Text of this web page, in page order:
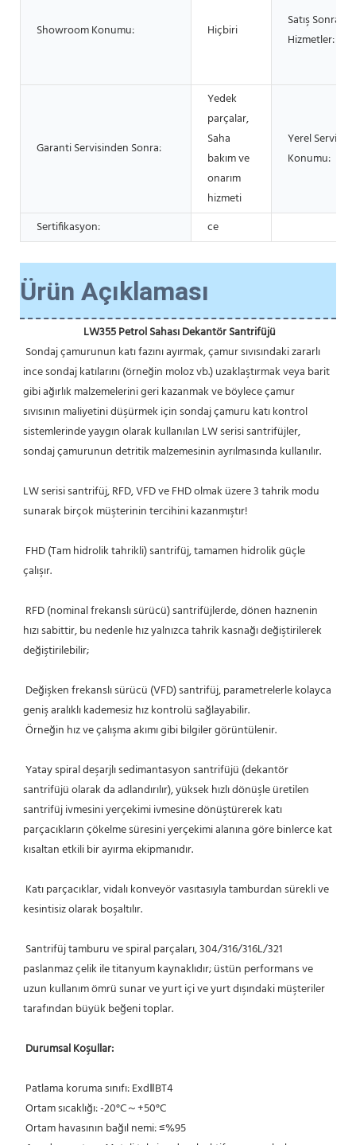
Showroom Konumu: Hiçbiri
Satış Sonrası
Hizmetler:
Garanti Servisinden Sonra:
Yedek
parçalar,
Saha
bakım ve
onarım
hizmeti
Yerel Servis
Konumu:
Sertifikasyon: ce
Ürün Açıklaması
LW355 Petrol Sahası Dekantör Santrifüjü
ince sondaj katılarını (örneğin moloz vb.) uzaklaştırmak veya barit
gibi ağırlık malzemelerini geri kazanmak ve böylece çamur
sıvısının maliyetini düşürmek için sondaj çamuru katı kontrol
sistemlerinde yaygın olarak kullanılan LW serisi santrifüjler,
sondaj çamurunun detritik malzemesinin ayrılmasında kullanılır.
LW serisi santrifüj, RFD, VFD ve FHD olmak üzere 3 tahrik modu
sunarak birçok müşterinin tercihini kazanmıştır!
çalışır.
hızı sabittir, bu nedenle hız yalnızca tahrik kasnağı değiştirilerek
değiştirilebilir;
geniş aralıklı kademesiz hız kontrolü sağlayabilir.
Örneğin hız ve çalışma akımı gibi bilgiler görüntülenir.
santrifüjü olarak da adlandırılır), yüksek hızlı dönüşle üretilen
santrifüj ivmesini yerçekimi ivmesine dönüştürerek katı
parçacıkların çökelme süresini yerçekimi alanına göre binlerce kat
kısaltan etkili bir ayırma ekipmanıdır.
kesintisiz olarak boşaltılır.
paslanmaz çelik ile titanyum kaynaklıdır; üstün performans ve
uzun kullanım ömrü sunar ve yurt içi ve yurt dışındaki müşteriler
tarafından büyük beğeni toplar.
Durumsal Koşullar:
Patlama koruma sınıfı: ExdⅡBT4
Ortam sıcaklığı: -20°C～+50°C
Ortam havasının bağıl nemi: ≤%95